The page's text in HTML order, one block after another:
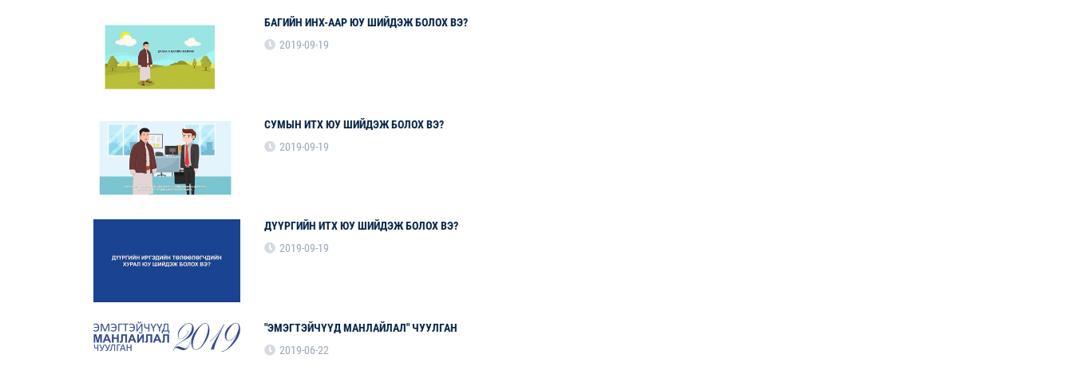
БАГИЙН ИНХ-ААР ЮУ ШИЙДЭЖ БОЛОХ ВЭ?
2019-09-19
СУМЫН ИТХ ЮУ ШИЙДЭЖ БОЛОХ ВЭ?
2019-09-19
ДҮҮРГИЙН ИТХ ЮУ ШИЙДЭЖ БОЛОХ ВЭ?
2019-09-19
"ЭМЭГТЭЙЧҮҮД МАНЛАЙЛАЛ" ЧУУЛГАН
2019-06-22